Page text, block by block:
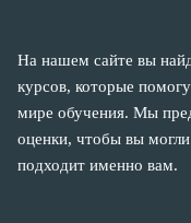
На нашем сайте вы
курсов, которые
мире обучения. Мы
оценки, чтобы вы
подходит именно вам.